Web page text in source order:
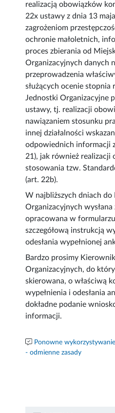
realizacją obowiązków
22x ustawy z dnia 13
zagrożeniom
ochronie małoletnich,
proces zbierania od
Organizacyjnych danych
przeprowadzenia
służących ocenie stopnia
Jednostki Organizacyjne
ustawy, tj. realizacji
nawiązaniem stosunku
innej działalności
odpowiednich informacji
21), jak również realizacji
stosowania tzw.
(art. 22b).
W najbliższych dniach do
Organizacyjnych
opracowana w
szczegółową instrukcją
odesłania wypełnionej
Bardzo prosimy
Organizacyjnych, do
skierowana, o właściwą
wypełnienia i odesłania
dokładne podanie
informacji.
Ponowne
- odmienne zasady